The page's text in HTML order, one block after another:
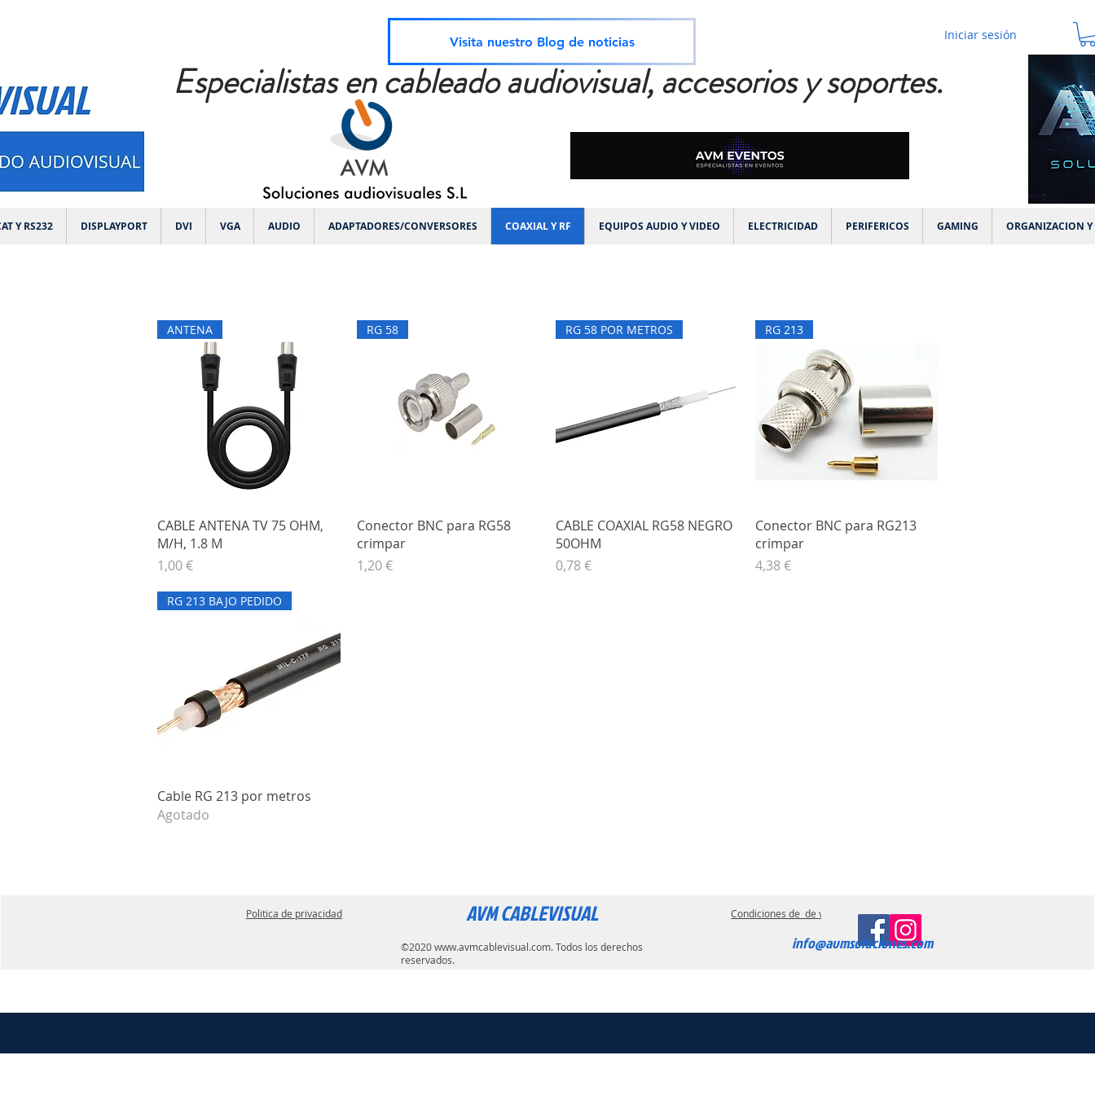
Visita nuestro Blog de noticias Iniciar sesión
Especialistas en cableado audiovisual, accesorios y soportes.
Y RS232 DISPLAYPORT DVI VGA AUDIO ADAPTADORES/CONVERSORES COAXIAL Y RF EQUIPOS AUDIO Y VIDEO ELECTRICIDAD PERIFERICOS GAMING ORGANIZACION Y
Vista rápida
ANTENA
CABLE ANTENA TV 75 OHM,
M/H, 1.8 M
Precio
1,00 €
Vista rápida
RG 58
Conector BNC para RG58
crimpar
Precio
1,20 €
Vista rápida
RG 58 POR METROS
CABLE COAXIAL RG58 NEGRO
50OHM
Precio
0,78 €
Vista rápida
RG 213
Conector BNC para RG213
crimpar
Precio
4,38 €
Vista rápida
RG 213 BAJO PEDIDO
Cable RG 213 por metros
Agotado
Politica de privacidad Condiciones de de ventas
AVM CABLEVISUAL
©2020www.avmcablevisual.com. Todos los derechos
reservados.
info@avmsoluciones.com